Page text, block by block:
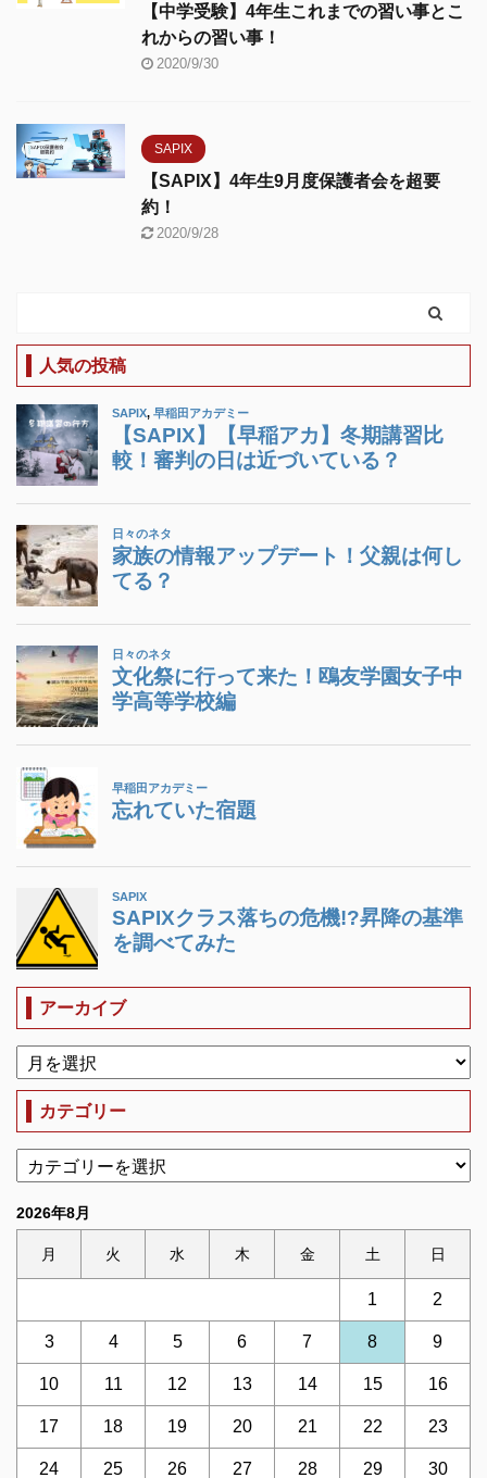
【中学受験】4年生これまでの習い事とこ
れからの習い事！
2020/9/30
SAPIX
【SAPIX】4年生9月度保護者会を超要
約！
2020/9/28
人気の投稿
アーカイブ
カテゴリー
2026年8月
月 火 水 木 金 土 日
1 2
3 4 5 6 7 8 9
10 11 12 13 14 15 16
17 18 19 20 21 22 23
24 25 26 27 28 29 30